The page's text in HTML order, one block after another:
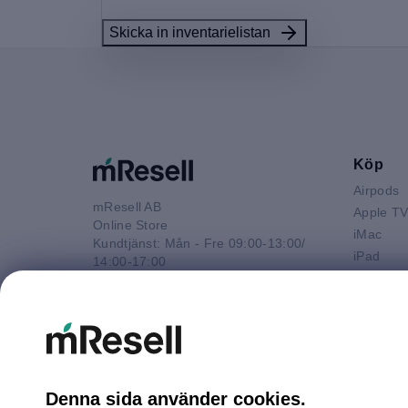
Skicka in inventarielistan
mResell AB
Online Store
Kundtjänst: Mån - Fre 09:00-13:00/
14:00-17:00
kontakt@mresell.se
Köp
Airpods
Apple TV
iMac
iPad
Denna sida använder cookies.